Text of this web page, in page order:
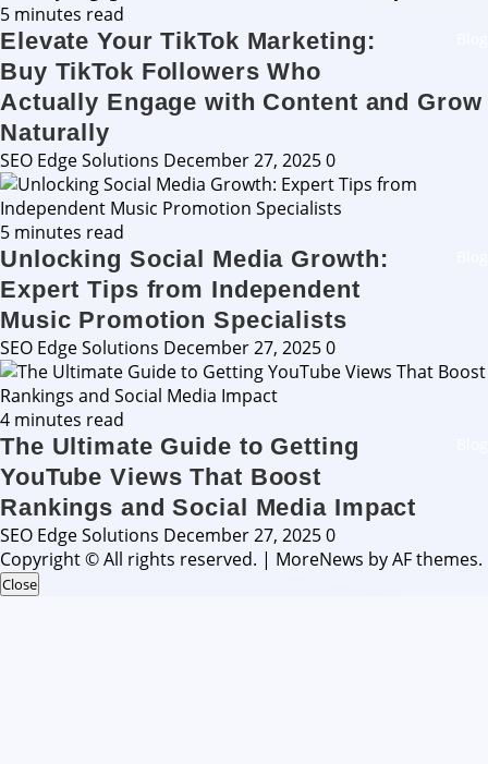
5 minutes read
Elevate Your TikTok Marketing:
Buy TikTok Followers Who
Actually Engage with Content and Grow
Naturally
SEO Edge Solutions December 27, 20250
5 minutes read
Unlocking Social Media Growth:
Expert Tips from Independent
Music Promotion Specialists
SEO Edge Solutions December 27, 20250
4 minutes read
The Ultimate Guide to Getting
YouTube Views That Boost
Rankings and Social Media Impact
SEO Edge Solutions December 27, 20250
Copyright © All rights reserved. | MoreNews by AF themes.
Close